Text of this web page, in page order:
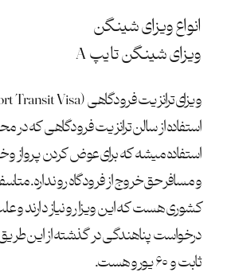
انواع ویزای شینگن
ویزای شینگن تایپ A
استفاده از سالن ترانزیت فرودگاهی که در
استفاده میشه که برای عوض کردن
کشوری هست که این ویزا رو نیاز دارند
درخواست پناهندگی در گذشته از این
ثابت و ۶۰ یورو هست.